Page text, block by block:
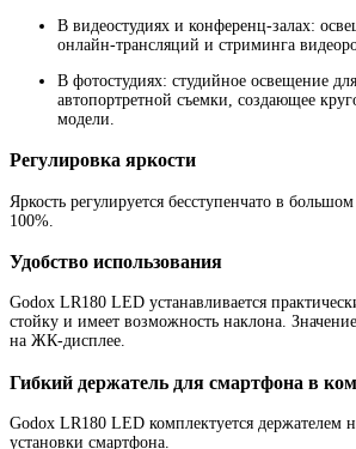
В видеостудиях и конференц-залах:
онлайн-трансляций и стриминга
В фотостудиях: студийное освещение
автопортретной съемки, создающее
модели.
Регулировка яркости
Яркость регулируется бесступенчато в
100%.
Удобство использования
Godox LR180 LED устанавливается
стойку и имеет возможность наклона.
на ЖК-дисплее.
Гибкий держатель для смартфона в
Godox LR180 LED комплектуется держателем
установки смартфона.